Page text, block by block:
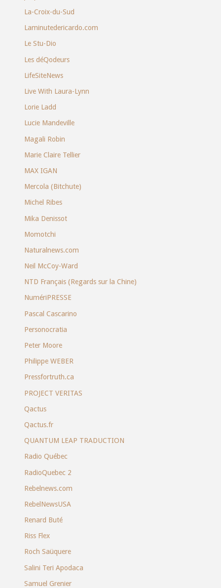
La-Croix-du-Sud
Laminutedericardo.com
Le Stu-Dio
Les déQodeurs
LifeSiteNews
Live With Laura-Lynn
Lorie Ladd
Lucie Mandeville
Magali Robin
Marie Claire Tellier
MAX IGAN
Mercola (Bitchute)
Michel Ribes
Mika Denissot
Momotchi
Naturalnews.com
Neil McCoy-Ward
NTD Français (Regards sur la Chine)
NumériPRESSE
Pascal Cascarino
Personocratia
Peter Moore
Philippe WEBER
Pressfortruth.ca
PROJECT VERITAS
Qactus
Qactus.fr
QUANTUM LEAP TRADUCTION
Radio Québec
RadioQuebec 2
Rebelnews.com
RebelNewsUSA
Renard Buté
Riss Flex
Roch Saüquere
Salini Teri Apodaca
Samuel Grenier